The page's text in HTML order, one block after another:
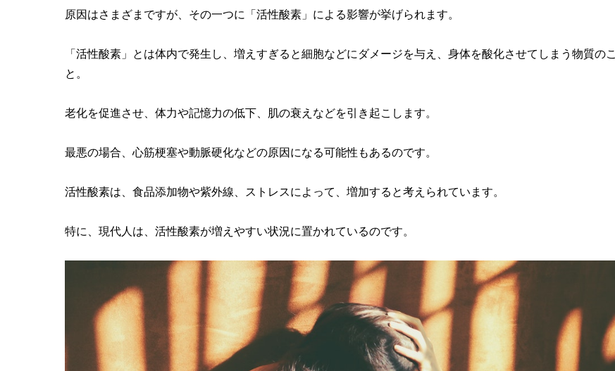
原因はさまざまですが、その一つに「活性酸素」による影響が挙げられます。
「活性酸素」とは体内で発生し、増えすぎると細胞などにダメージを与え、身体を酸化させてしまう物質のこ
と。
老化を促進させ、体力や記憶力の低下、肌の衰えなどを引き起こします。
最悪の場合、心筋梗塞や動脈硬化などの原因になる可能性もあるのです。
活性酸素は、食品添加物や紫外線、ストレスによって、増加すると考えられています。
特に、現代人は、活性酸素が増えやすい状況に置かれているのです。